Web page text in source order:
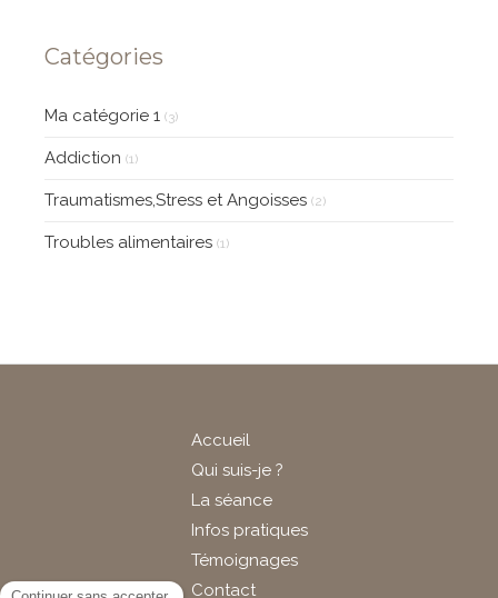
Catégories
Ma catégorie 1 (3)
Addiction (1)
Traumatismes,Stress et Angoisses (2)
Troubles alimentaires (1)
Accueil
Qui suis-je ?
La séance
Infos pratiques
Témoignages
Contact